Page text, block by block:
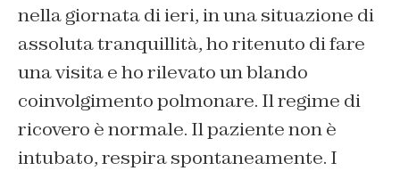
nella giornata di ieri, in una situazione di
assoluta tranquillità, ho ritenuto di fare
una visita e ho rilevato un blando
coinvolgimento polmonare. Il regime di
ricovero è normale. Il paziente non è
intubato, respira spontaneamente. I